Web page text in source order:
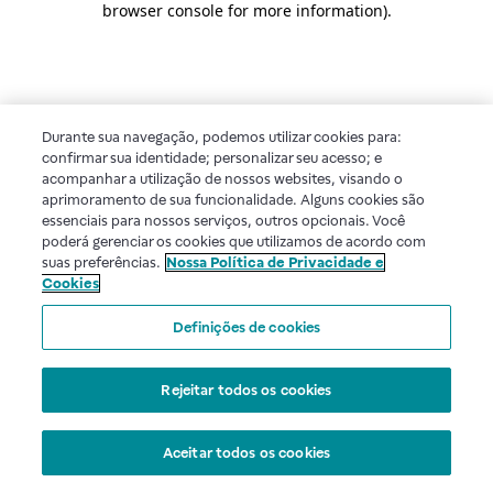
browser console for more information).
Durante sua navegação, podemos utilizar cookies para:
confirmar sua identidade; personalizar seu acesso; e
acompanhar a utilização de nossos websites, visando o
aprimoramento de sua funcionalidade. Alguns cookies são
essenciais para nossos serviços, outros opcionais. Você
poderá gerenciar os cookies que utilizamos de acordo com
suas preferências. Nossa Política de Privacidade e
Cookies
Definições de cookies
Rejeitar todos os cookies
Aceitar todos os cookies